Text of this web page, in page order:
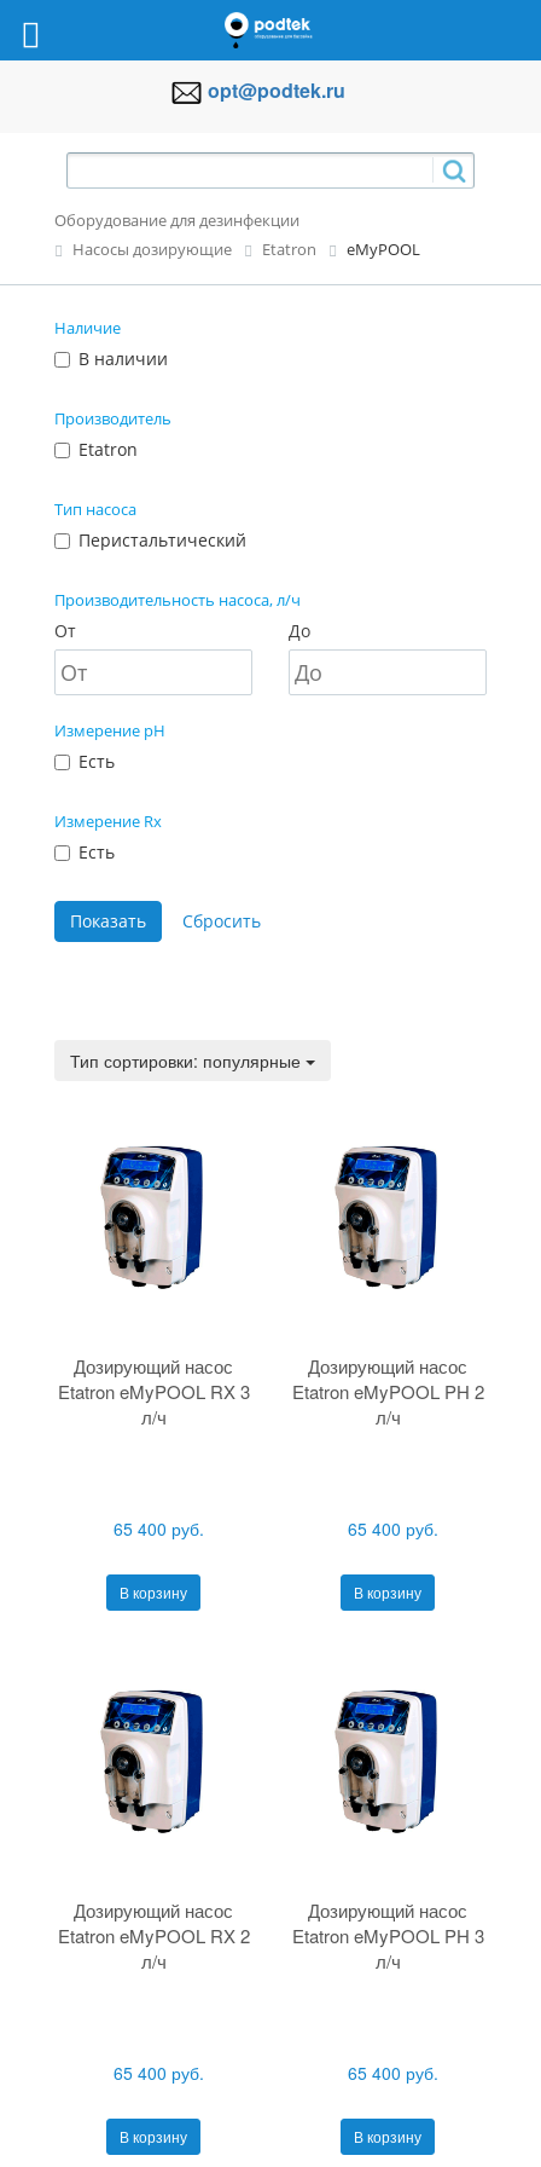
opt@podtek.ru
Оборудование для дезинфекции
Насосы дозирующие
Etatron eMyPOOL
Наличие
В наличии
Производитель
Etatron
Тип насоса
Перистальтический
Производительность насоса, л/ч
От До
Измерение pH
Есть
Измерение Rx
Есть
Тип сортировки: популярные
Дозирующий насос
Etatron eMyPOOL RX 3
л/ч
65 400 руб.
В корзину
Дозирующий насос
Etatron eMyPOOL PH 2
л/ч
65 400 руб.
В корзину
Дозирующий насос
Etatron eMyPOOL RX 2
л/ч
65 400 руб.
В корзину
Дозирующий насос
Etatron eMyPOOL PH 3
л/ч
65 400 руб.
В корзину